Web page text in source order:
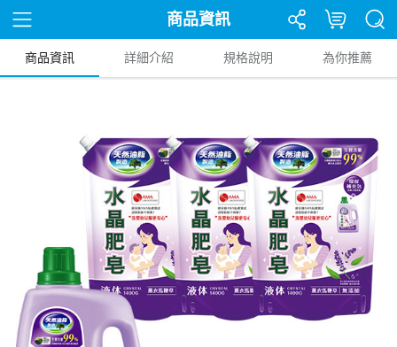
商品資訊
商品資訊 詳細介紹 規格說明 為你推薦